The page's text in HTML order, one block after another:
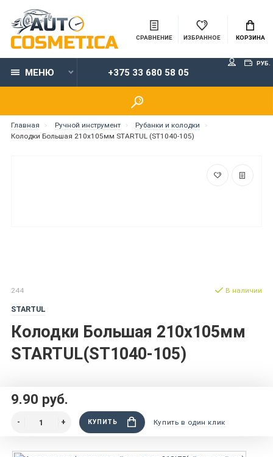
СРАВНЕНИЕ ИЗБРАННОЕ КОРЗИНА
МЕНЮ +375 33 680 58 05
РУБ.
Главная Ручной инструмент
Рубанки и колодки
Колодки Большая 210x105мм STARTUL (ST1040-105)
244
STARTUL
Колодки Большая 210x105мм
STARTUL(ST1040-105)
В наличии
9.90 руб.
КУПИТЬ Купить в один клик